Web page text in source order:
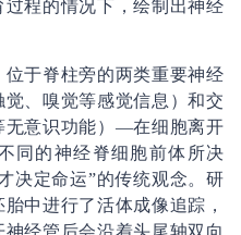
程的情况下，绘制出神经
于脊柱旁的两类重要神经
、嗅觉等感觉信息）和交
无意识功能）—在细胞离开
同的神经脊细胞前体所决
决定命运”的传统观念。研
中进行了活体成像追踪，
经管后会沿着头尾轴双向